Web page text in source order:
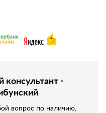
консультант -
вопрос по наличию,